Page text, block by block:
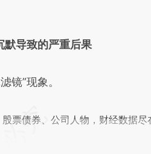
默导致的严重后果
”现象。
票债券、公司人物，财经数据尽